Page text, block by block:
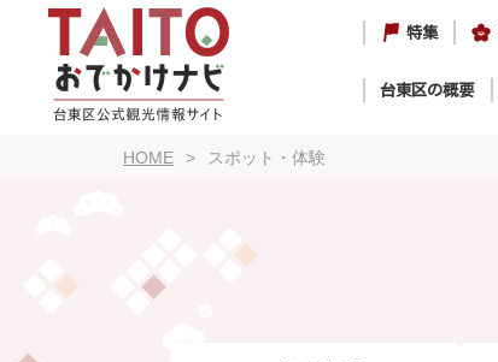
特集
台東区の概要
HOME スポット・体験